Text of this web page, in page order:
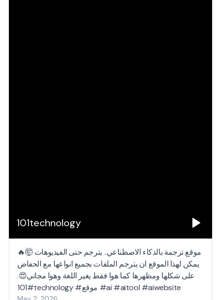
101technology
موقع ترجمة بالذكاء الاصطناعي.. يترجم حتى الفيديوهات 🤯🔥
يمكن لهذا الموقع ان يترجم الملفات بجميع انواعها مع الحفاض
على شكلها ومظهرها كما هوا فقط يغير اللغة وهوا مجاني😍.
#101technology #موقع #ai #aitool #aiwebsite